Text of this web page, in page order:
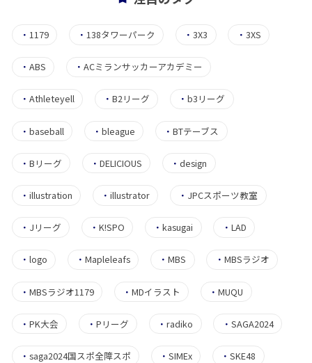
・ 1179 ・138タワーパーク ・3X3 ・ 3XS
・ ABS ・ACミランサッカーアカデミー
・ Athleteyell ・B2リーグ ・b3リーグ
・ baseball ・bleague ・BTテーブス
・ Bリーグ ・DELICIOUS ・design
・ illustration ・illustrator ・ JPCスポーツ教室
・ Jリーグ ・K!SPO ・kasugai ・ LAD
・ logo ・Mapleleafs ・MBS ・ MBSラジオ
・ MBSラジオ1179 ・MDイラスト ・MUQU
・ PK大会 ・Pリーグ ・radiko ・ SAGA2024
・ saga2024国スポ全障スポ ・SIMEx ・SKE48